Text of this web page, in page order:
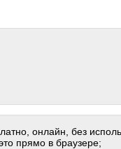
онлайн, без
прямо в браузере;